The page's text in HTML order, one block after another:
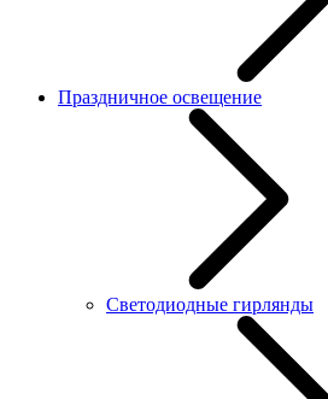
Праздничное освещение
Светодиодные гирлянды